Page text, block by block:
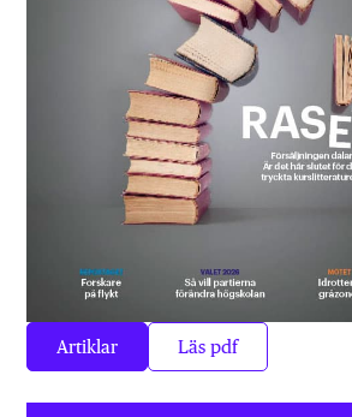
Artiklar Läs pdf